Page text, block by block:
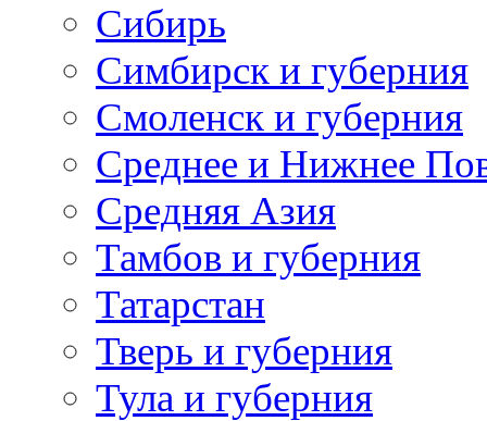
Сибирь
Симбирск и губерния
Смоленск и губерния
Среднее и Нижнее
Средняя Азия
Тамбов и губерния
Татарстан
Тверь и губерния
Тула и губерния